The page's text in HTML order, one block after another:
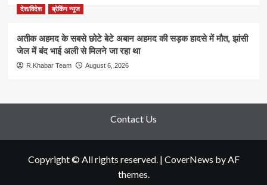
देश/विदेश ब्रेकिंग न्यूज
अतीक अहमद के सबसे छोटे बेटे अबान अहमद की सड़क हादसे में मौत, झांसी
जेल में बंद भाई अली से मिलने जा रहा था
R.Khabar Team August 6, 2026
Contact Us
Copyright © All rights reserved. | CoverNews by AF
themes.